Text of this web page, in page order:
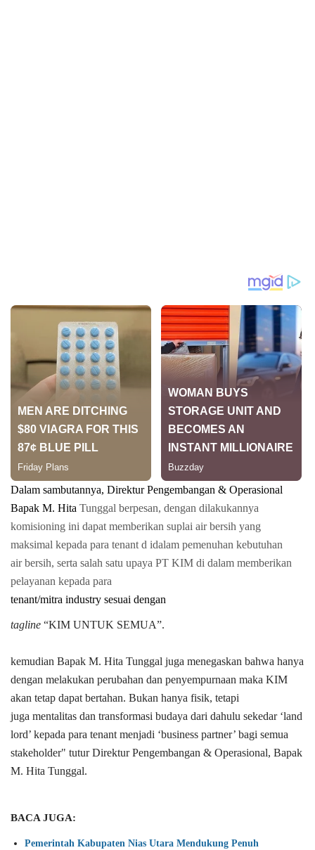
Dalam sambutannya, Direktur Pengembangan & Operasional
Bapak M. Hita Tunggal berpesan, dengan dilakukannya
komisioning ini dapat memberikan suplai air bersih yang
maksimal kepada para tenant d idalam pemenuhan kebutuhan
air bersih, serta salah satu upaya PT KIM di dalam memberikan
pelayanan kepada para
tenant/mitra industry sesuai dengan
tagline “KIM UNTUK SEMUA”.
kemudian Bapak M. Hita Tunggal juga menegaskan bahwa hanya
dengan melakukan perubahan dan penyempurnaan maka KIM
akan tetap dapat bertahan. Bukan hanya fisik, tetapi
juga mentalitas dan transformasi budaya dari dahulu sekedar ‘land
lord’ kepada para tenant menjadi ‘business partner’ bagi semua
stakeholder" tutur Direktur Pengembangan & Operasional, Bapak
M. Hita Tunggal.
BACA JUGA:
Pemerintah Kabupaten Nias Utara Mendukung Penuh